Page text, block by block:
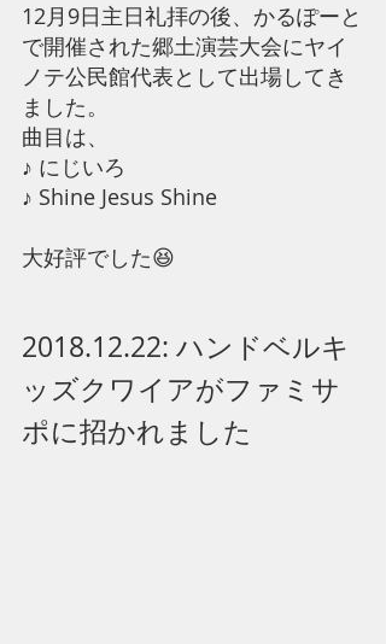
12月9日主日礼拝の後、かるぽーと
で開催された郷土演芸大会にヤイ
ノテ公民館代表として出場してき
ました。
曲目は、
♪ にじいろ
♪ Shine Jesus Shine
​大好評でした😆
2018.12.22: ハンドベルキ
ッズクワイアがファミサ
ポに招かれました